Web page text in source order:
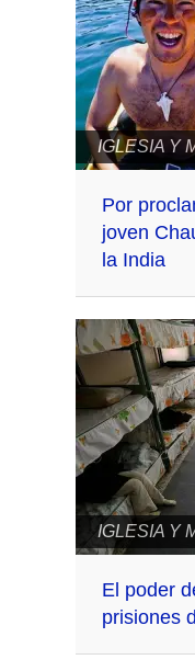
IGLESIA Y
Por
joven
la India
IGLESIA Y
El poder
prisiones